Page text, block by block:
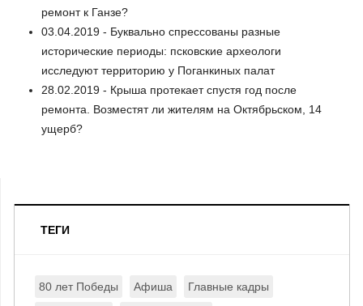
ремонт к Ганзе?
03.04.2019 - Буквально спрессованы разные
исторические периоды: псковские археологи
исследуют территорию у Поганкиных палат
28.02.2019 - Крыша протекает спустя год после
ремонта. Возместят ли жителям на Октябрьском, 14
ущерб?
ТЕГИ
80 лет Победы Афиша Главные кадры